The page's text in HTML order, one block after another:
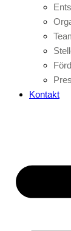
Kontakt